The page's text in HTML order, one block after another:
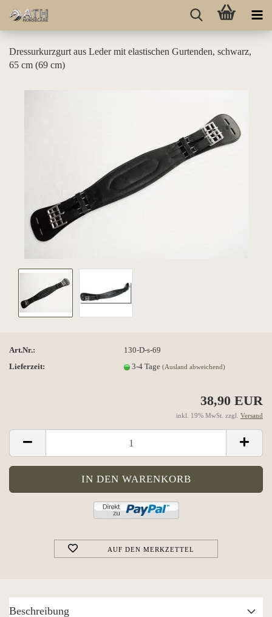
Dressurkurzgurt aus Leder mit elastischen Gurtenden, schwarz,
65 cm (69 cm)
Art.Nr.:
130-D-s-69
Lieferzeit:
3-4 Tage(Ausland abweichend)
38,90 EUR
inkl. 19% MwSt. zzgl. Versand
AUF DEN MERKZETTEL
Beschreibung